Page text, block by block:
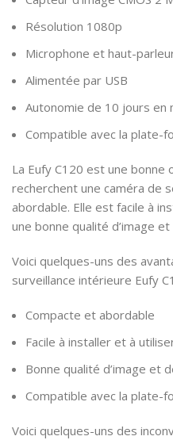
Résolution 1080p
Microphone et haut-
Alimentée par USB
Autonomie de 10 jours en
Compatible avec la plate-
La Eufy C120 est une
recherchent une caméra de
abordable. Elle est facile à
une bonne qualité d’image et
Voici quelques-uns des
surveillance intérieure Eufy
Compacte et abordable
Facile à installer et à
Bonne qualité d’image et
Compatible avec la plate-
Voici quelques-uns des